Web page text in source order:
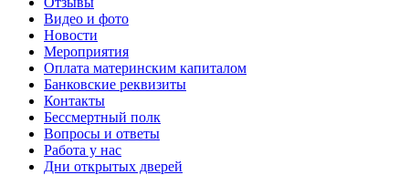
Видео и фото
Новости
Мероприятия
Оплата материнским капиталом
Банковские реквизиты
Контакты
Бессмертный полк
Вопросы и ответы
Работа у нас
Дни открытых дверей